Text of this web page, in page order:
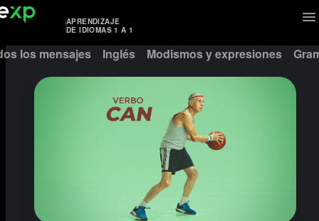
APRENDIZAJE
DE IDIOMAS 1 A 1
los mensajes Inglés Modismos y expresiones